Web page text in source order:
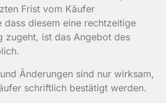
Frist vom Käufer
dass diesem eine rechtzeitige
zugeht, ist das Angebot des
Änderungen sind nur wirksam,
schriftlich bestätigt werden.